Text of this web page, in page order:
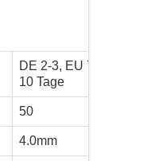
DE 2-3, EU 7-
10 Tage
50
4.0mm